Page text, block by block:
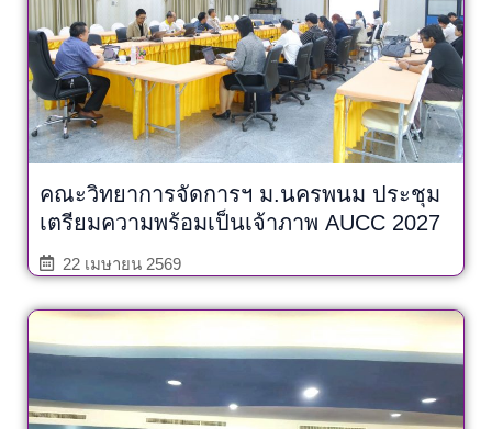
คณะวิทยาการจัดการฯ ม.นครพนม ประชุม
เตรียมความพร้อมเป็นเจ้าภาพ AUCC 2027
22 เมษายน 2569